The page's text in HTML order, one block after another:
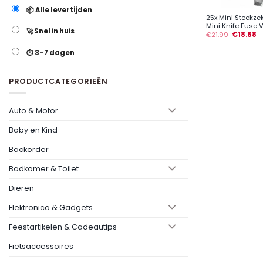
📦 Alle levertijden
🚀 Snel in huis
⏱️ 3–7 dagen
PRODUCTCATEGORIEËN
Auto & Motor
Baby en Kind
Backorder
Badkamer & Toilet
Dieren
Elektronica & Gadgets
Feestartikelen & Cadeautips
Fietsaccessoires
25x Mini
Mini Knife Fuse
€21.99 €18.68